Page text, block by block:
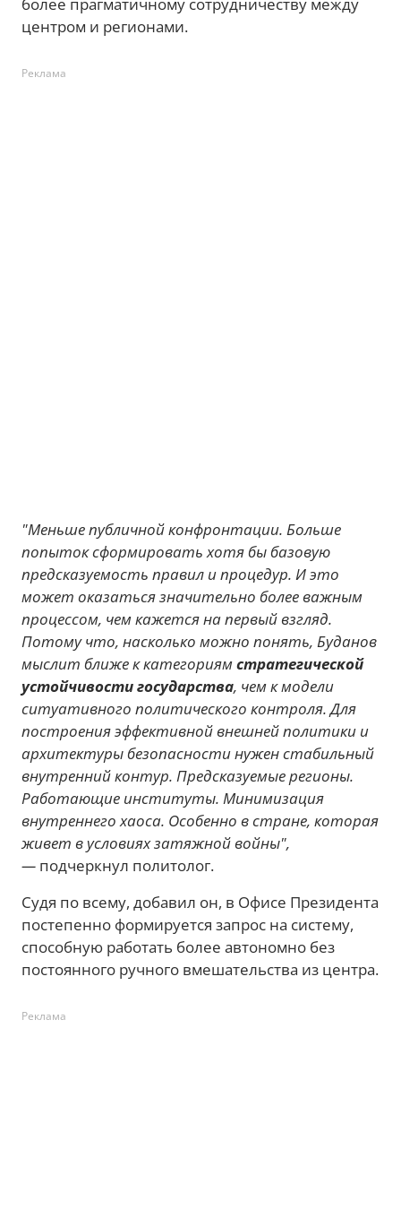
центром и регионами.
Реклама
"Меньше публичной конфронтации. Больше
попыток сформировать хотя бы базовую
предсказуемость правил и процедур. И это
может оказаться значительно более важным
процессом, чем кажется на первый взгляд.
Потому что, насколько можно понять, Буданов
мыслит ближе к категориямстратегической
устойчивости государства, чем к модели
ситуативного политического контроля. Для
построения эффективной внешней политики и
архитектуры безопасности нужен стабильный
внутренний контур. Предсказуемые регионы.
Работающие институты. Минимизация
внутреннего хаоса. Особенно в стране, которая
живет в условиях затяжной войны",
— подчеркнул политолог.
Судя по всему, добавил он, в Офисе Президента
постепенно формируется запрос на систему,
способную работать более автономно без
постоянного ручного вмешательства из центра.
Реклама